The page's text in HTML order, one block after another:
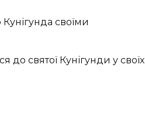
своїми
до святої Кунігунди у своїх